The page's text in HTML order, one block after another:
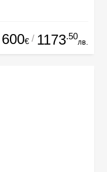
600€ / 1173.50
лв.